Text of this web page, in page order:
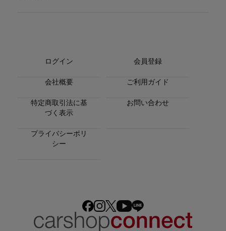
ログイン 会員登録
会社概要 ご利用ガイド
特定商取引法に基
づく表示
お問い合わせ
プライバシーポリ
シー